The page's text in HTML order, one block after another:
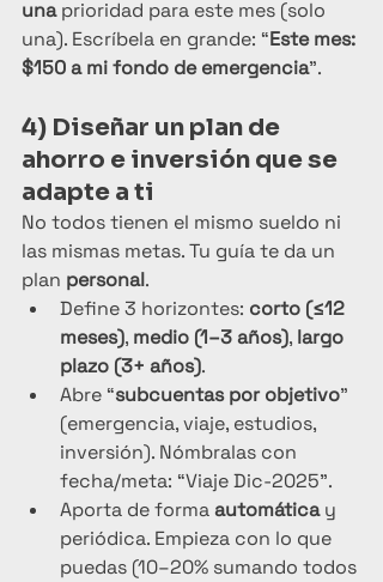
una prioridad para este mes (solo
una). Escríbela en grande: “Este mes:
$150 a mi fondo de emergencia”.
4) Diseñar un plan de
ahorro e inversión que se
adapte a ti
No todos tienen el mismo sueldo ni
las mismas metas. Tu guía te da un
plan personal.
Define 3 horizontes: corto (≤12
meses), medio (1–3 años), largo
plazo (3+ años).
Abre “subcuentas por objetivo”
(emergencia, viaje, estudios,
inversión). Nómbralas con
fecha/meta: “Viaje Dic-2025”.
Aporta de forma automática y
periódica. Empieza con lo que
puedas (10–20% sumando todos